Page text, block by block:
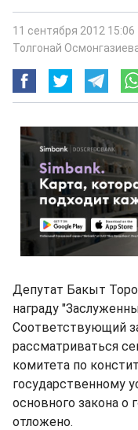
11 сентября 2012 15:06
Толгонай
Депутат Бакыт
награду
Соответствующий
рассматриваться
комитета по
государственному
основного закона о
отложено.